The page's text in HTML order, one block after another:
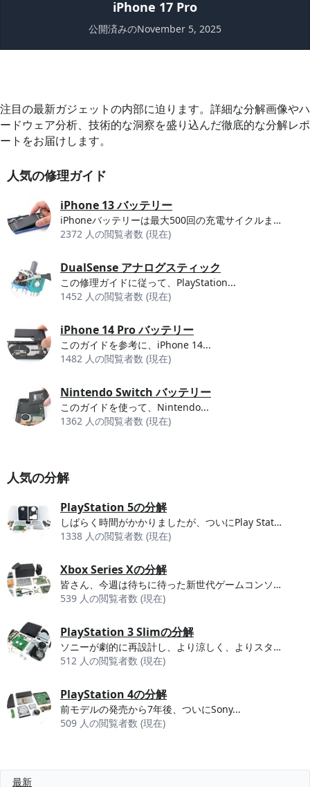
iPhone 17 Pro
公開済みのNovember 5, 2025
注目の最新ガジェットの内部に迫ります。詳細な分解画像やハ
ードウェア分析、技術的な洞察を盛り込んだ徹底的な分解レポ
ートをお届けします。
人気の修理ガイド
iPhone 13 バッテリー
iPhoneバッテリーは最大500回の充電サイクルまで、容量の約80％まで充電できるとされてい...
2372 人の閲覧者数 (現在)
DualSense アナログスティック
この修理ガイドに従って、PlayStation...
1452 人の閲覧者数 (現在)
iPhone 14 Pro バッテリー
このガイドを参考に、iPhone 14...
1482 人の閲覧者数 (現在)
Nintendo Switch バッテリー
このガイドを使って、Nintendo...
1362 人の閲覧者数 (現在)
人気の分解
PlayStation 5の分解
しばらく時間がかかりましたが、ついにPlay Station...
1338 人の閲覧者数 (現在)
Xbox Series Xの分解
皆さん、今週は待ちに待った新世代ゲームコンソールウィークです！まずはMicrosoft...
539 人の閲覧者数 (現在)
PlayStation 3 Slimの分解
ソニーが劇的に再設計し、より涼しく、よりスタイリッシュになったPlayStation 3...
512 人の閲覧者数 (現在)
PlayStation 4の分解
前モデルの発売から7年後、ついにSony...
509 人の閲覧者数 (現在)
最新